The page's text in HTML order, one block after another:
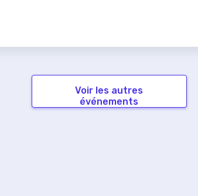
Voir les autres
événements